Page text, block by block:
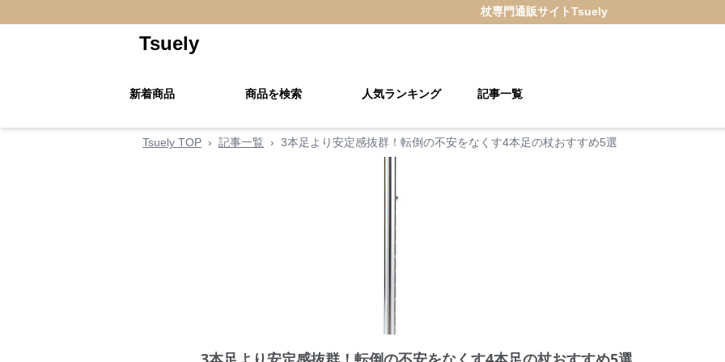
杖専門通販サイトTsuely
Tsuely
新着商品 商品を検索 人気ランキング 記事一覧
Tsuely TOP › 記事一覧 › 3本足より安定感抜群！転倒の不安をなくす4本足の杖おすすめ5選